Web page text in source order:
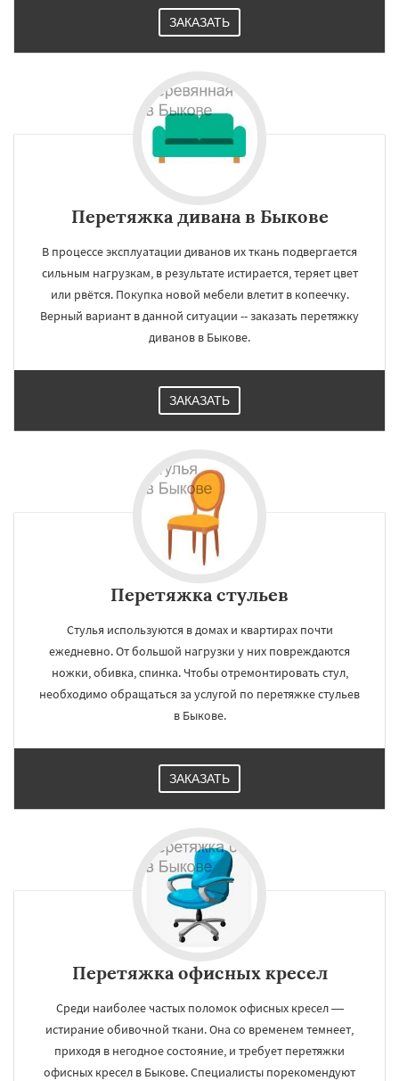
ЗАКАЗАТЬ
Перетяжка дивана в Быкове
В процессе эксплуатации диванов их ткань подвергается
сильным нагрузкам, в результате истирается, теряет цвет
или рвётся. Покупка новой мебели влетит в копеечку.
Верный вариант в данной ситуации -- заказать перетяжку
диванов в Быкове.
ЗАКАЗАТЬ
Перетяжка стульев
Стулья используются в домах и квартирах почти
ежедневно. От большой нагрузки у них повреждаются
ножки, обивка, спинка. Чтобы отремонтировать стул,
необходимо обращаться за услугой по перетяжке стульев
в Быкове.
ЗАКАЗАТЬ
Перетяжка офисных кресел
Среди наиболее частых поломок офисных кресел —
истирание обивочной ткани. Она со временем темнеет,
приходя в негодное состояние, и требует перетяжки
офисных кресел в Быкове. Специалисты порекомендуют